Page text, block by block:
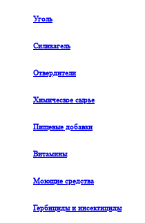
Уголь
Силикагель
Отвердители
Химическое сырье
Пищевые добавки
Витамины
Моющие средства
Гербициды и инсектициды